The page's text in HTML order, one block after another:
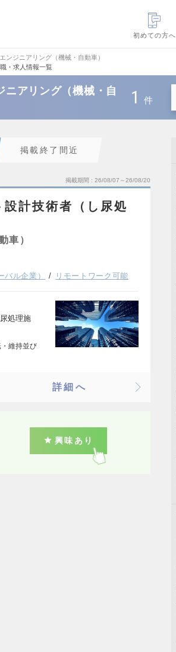
初めての方へ
ンジニアリング（機械・自動車）
・求人情報一覧
ニアリング（機械・自
1 件
掲載終了間近
掲載期間 26/08/07～26/08/20
設計技術者（し尿処
車）
ル企業） リモートワーク可能
処理施
維持並び
詳細へ
興味あり